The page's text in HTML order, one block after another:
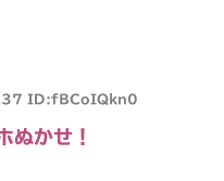
ID:fBCoIQkn0
ぬかせ！